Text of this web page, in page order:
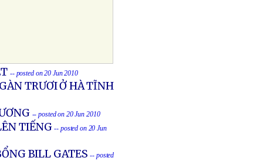
-- posted on 20 Jun 2010
TRƯƠI Ở HÀ TĨNH
-- posted on 20 Jun 2010
TIẾNG -- posted on 20 Jun
BILL GATES -- posted